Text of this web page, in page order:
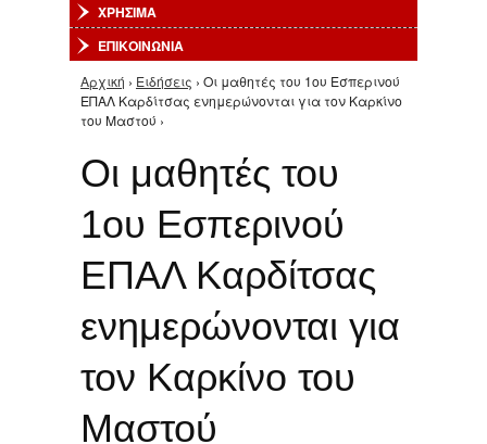
ΧΡΗΣΙΜΑ
ΕΠΙΚΟΙΝΩΝΙΑ
Είστε εδώ
Αρχική › Ειδήσεις › Οι μαθητές του 1ου Εσπερινού
ΕΠΑΛ Καρδίτσας ενημερώνονται για τον Καρκίνο
του Μαστού ›
Οι μαθητές του
1ου Εσπερινού
ΕΠΑΛ Καρδίτσας
ενημερώνονται για
τον Καρκίνο του
Μαστού